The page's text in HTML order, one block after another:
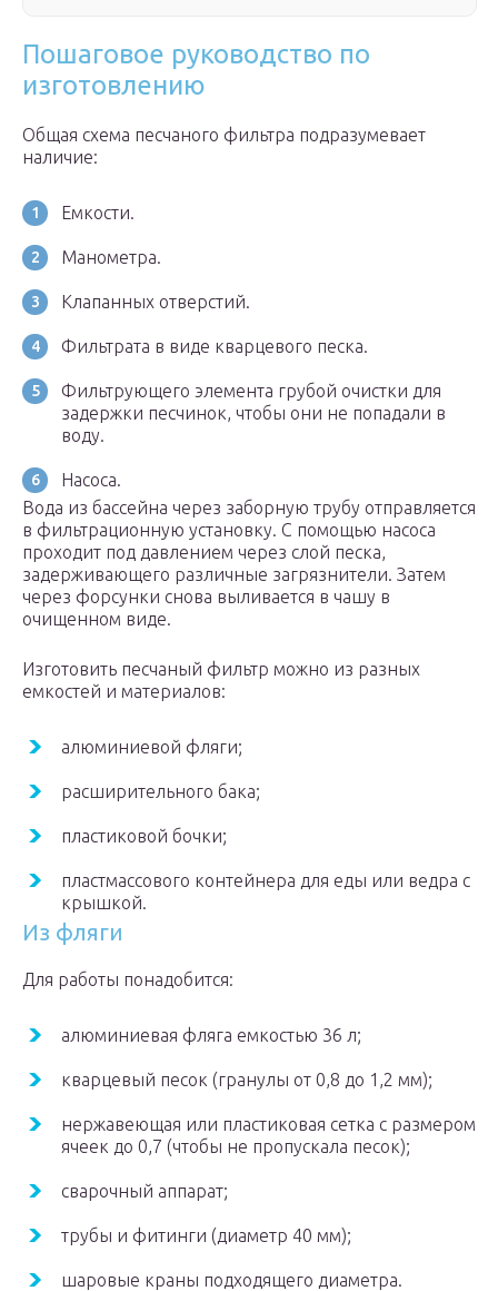
Пошаговое руководство по
изготовлению
Общая схема песчаного фильтра подразумевает
наличие:
Емкости.
Манометра.
Клапанных отверстий.
Фильтрата в виде кварцевого песка.
Фильтрующего элемента грубой очистки для
задержки песчинок, чтобы они не попадали в
воду.
Насоса.
Вода из бассейна через заборную трубу отправляется
в фильтрационную установку. С помощью насоса
проходит под давлением через слой песка,
задерживающего различные загрязнители. Затем
через форсунки снова выливается в чашу в
очищенном виде.
Изготовить песчаный фильтр можно из разных
емкостей и материалов:
алюминиевой фляги;
расширительного бака;
пластиковой бочки;
пластмассового контейнера для еды или ведра с
крышкой.
Из фляги
Для работы понадобится:
алюминиевая фляга емкостью 36 л;
кварцевый песок (гранулы от 0,8 до 1,2 мм);
нержавеющая или пластиковая сетка с размером
ячеек до 0,7 (чтобы не пропускала песок);
сварочный аппарат;
трубы и фитинги (диаметр 40 мм);
шаровые краны подходящего диаметра.